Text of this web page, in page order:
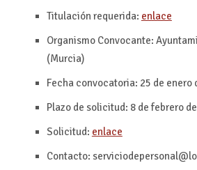
Titulación requerida: enlace
Organismo Convocante:
(Murcia)
Fecha convocatoria: 25 de enero
Plazo de solicitud: 8 de febrero
Solicitud: enlace
Contacto: